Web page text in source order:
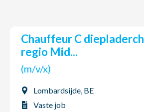
Chauffeur C diepladerchauffeur
regio Mid...
(m/v/x)
Lombardsijde, BE
Vaste job